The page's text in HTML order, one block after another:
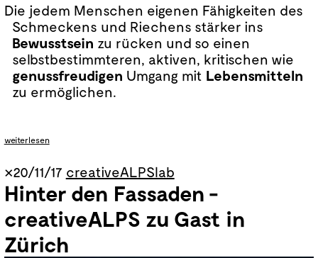
Dann kommt die erste Aufgabe:
Iss in kompletter Stille, achte auf dein Essen
Die jedem Menschen eigenen Fähigkeiten des
Schmeckens und Riechens stärker ins
Bewusstsein zu rücken und so einen
selbstbestimmteren, aktiven, kritischen wie
genussfreudigen Umgang mit Lebensmitteln
zu ermöglichen.
weiterlesen
×20/11/17 creativeALPSlab
Hinter den Fassaden -
creativeALPS zu Gast in
Zürich